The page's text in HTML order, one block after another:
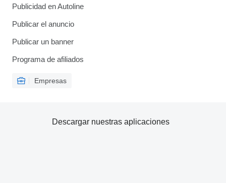
Publicidad en Autoline
Publicar el anuncio
Publicar un banner
Programa de afiliados
Empresas
Descargar nuestras aplicaciones